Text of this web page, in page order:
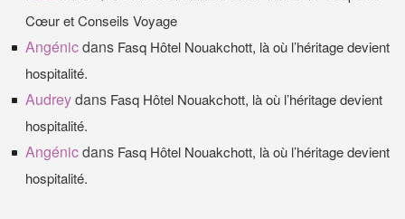
Cœur et Conseils Voyage
Angénicdans Fasq Hôtel Nouakchott, là où l’héritage devient
hospitalité.
Audreydans Fasq Hôtel Nouakchott, là où l’héritage devient
hospitalité.
Angénicdans Fasq Hôtel Nouakchott, là où l’héritage devient
hospitalité.